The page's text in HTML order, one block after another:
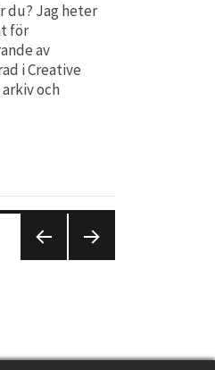
du? Jag heter
för
av
i Creative
och